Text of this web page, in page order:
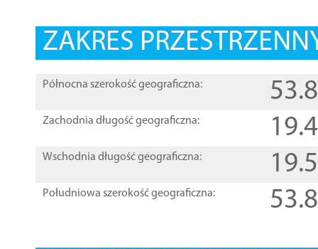
ZAKRES
Północna szerokość geograficzna:
Zachodnia długość geograficzna:
Wschodnia długość geograficzna:
Południowa szerokość geograficzna: